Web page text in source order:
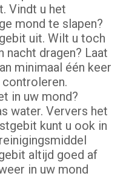
Vindt u het
mond te slapen?
uit. Wilt u toch
nacht dragen? Laat
minimaal één keer
in uw mond?
water. Ververs het
kunt u ook in
altijd goed af
in uw mond